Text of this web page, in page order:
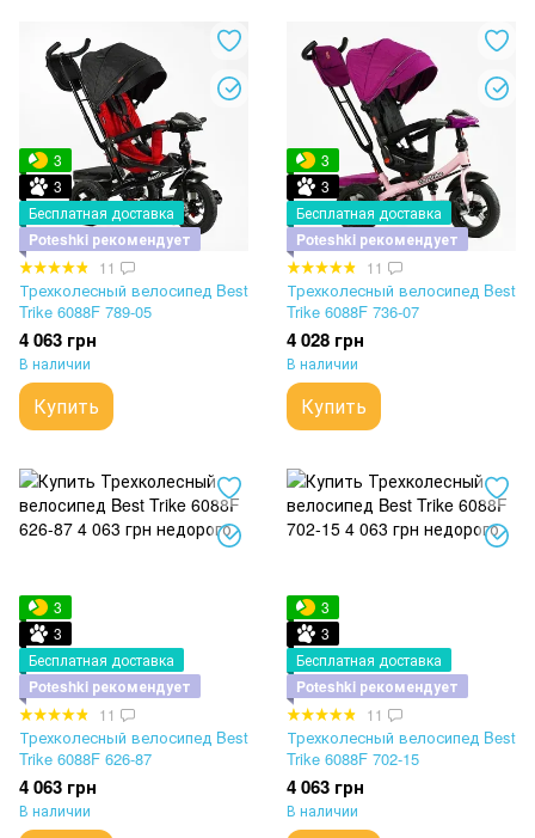
3
3
Бесплатная доставка
Poteshki рекомендует
11
Трехколесный велосипед Best
Trike 6088F 789-05
4 063 грн
В наличии
Купить
3
3
Бесплатная доставка
Poteshki рекомендует
11
Трехколесный велосипед Best
Trike 6088F 736-07
4 028 грн
В наличии
Купить
3
3
Бесплатная доставка
Poteshki рекомендует
11
Трехколесный велосипед Best
Trike 6088F 626-87
4 063 грн
В наличии
3
3
Бесплатная доставка
Poteshki рекомендует
11
Трехколесный велосипед Best
Trike 6088F 702-15
4 063 грн
В наличии